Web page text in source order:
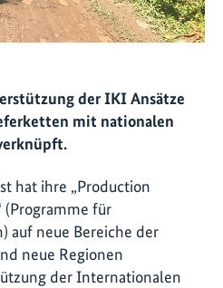
der IKI Ansätze
mit nationalen
hat ihre „Production
(Programme für
auf neue Bereiche der
neue Regionen
der Internationalen